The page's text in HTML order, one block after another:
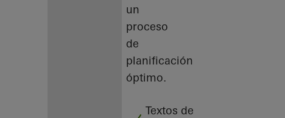
un
proceso
de
planificación
óptimo.
Textos de